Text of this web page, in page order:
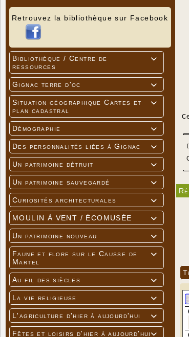
Retrouvez la bibliothèque sur Facebook

Bibliothèque / Centre de
ressources

Gignac terre d'oc

Situation géographique Cartes et
plan cadastral

Démographie

Des personnalités liées à Gignac

Un patrimoine détruit

Un patrimoine sauvegardé

Curiosités architecturales

MOULIN À VENT / ÉCOMUSÉE

Un patrimoine nouveau

Faune et flore sur le Causse de
Martel

Au fil des siècles

La vie religieuse

L'agriculture d'hier à aujourd'hui

Fêtes et loisirs d'hier à aujourd'hui